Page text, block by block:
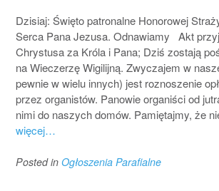
Dzisiaj: Święto patronalne Honorowej
Serca Pana Jezusa. Odnawiamy Akt
Chrystusa za Króla i Pana; Dziś zostają
na Wieczerzę Wigilijną. Zwyczajem w
pewnie w wielu innych) jest roznoszenie
przez organistów. Panowie organiści od
nimi do naszych domów. Pamiętajmy, że
więcej…
Posted in Ogłoszenia Parafialne